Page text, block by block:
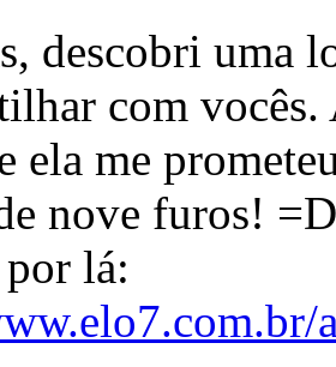
descobri uma
com
ela me
nove furos! =D
por lá: